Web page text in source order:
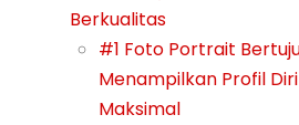
Berkualitas
#1 Foto Portrait
Menampilkan Profil
Maksimal